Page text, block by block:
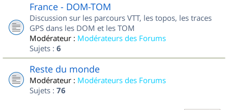
France - DOM-TOM
Discussion sur les parcours VTT, les topos, les traces
GPS dans les DOM et les TOM
Modérateur : Modérateurs des Forums
Sujets : 6
Reste du monde
Modérateur : Modérateurs des Forums
Sujets : 76